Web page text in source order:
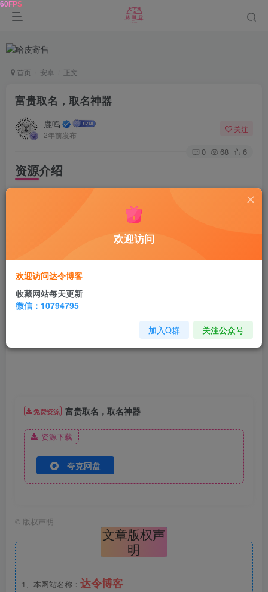
首页 安卓 正文
富贵取名，取名神器
鹿鸣
2年前发布
关注
0 68 6
资源介绍
一款非常实用的手机取名软件，软件功能非常全面，里
面汇集了海量的优质名字，提供取名、改名、姓名分析等多
种功能，通过生辰八字、五行强弱、生肖用字等多个方面为
软件截图
免费资源 富贵取名，取名神器
资源下载
夸克网盘
© 版权声明
文章版权声
明
1、本网站名称： 达令博客
欢迎访问
欢迎访问达令博客
收藏网站每天更新
微信：10794795
加入Q群 关注公众号